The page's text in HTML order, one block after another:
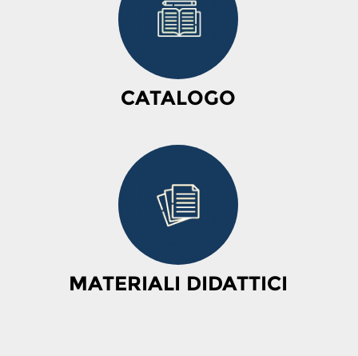
CATALOGO
MATERIALI DIDATTICI